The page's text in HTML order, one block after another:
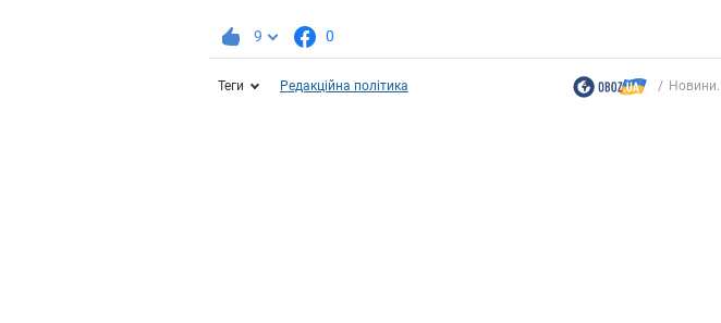
9 0
Теги Редакційна політика Новини.